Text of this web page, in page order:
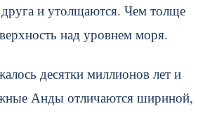
и утолщаются. Чем толще
над уровнем моря.
десятки миллионов лет и
Анды отличаются шириной,